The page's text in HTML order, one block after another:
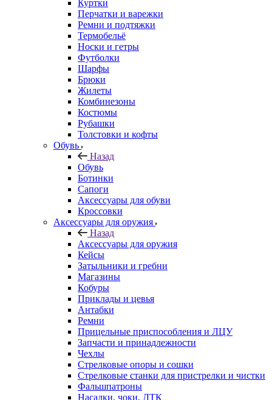
Куртки
Перчатки и варежки
Ремни и подтяжки
Термобельё
Носки и гетры
Футболки
Шарфы
Брюки
Жилеты
Комбинезоны
Костюмы
Рубашки
Толстовки и кофты
Обувь
Назад
Обувь
Ботинки
Сапоги
Аксессуары для обуви
Кроссовки
Аксессуары для оружия
Назад
Аксессуары для оружия
Кейсы
Затыльники и гребни
Магазины
Кобуры
Приклады и цевья
Антабки
Ремни
Прицельные приспособления и ЛЦУ
Запчасти и принадлежности
Чехлы
Стрелковые опоры и сошки
Стрелковые станки для пристрелки и чистки
Фальшпатроны
Насадки, чоки, ДТК